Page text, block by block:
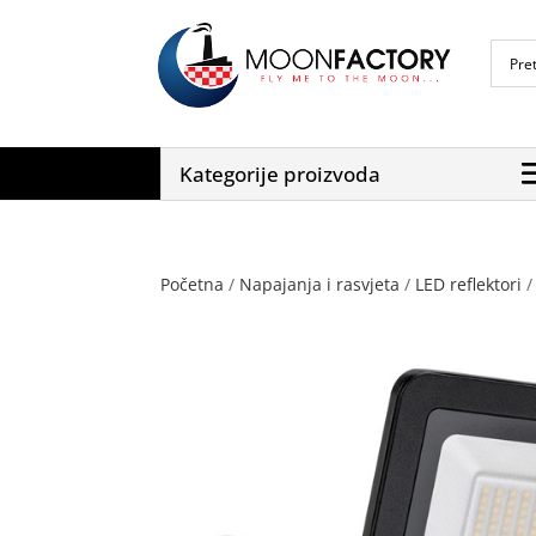
Kategorije proizvoda
Početna / Napajanja i rasvjeta / LED reflektori